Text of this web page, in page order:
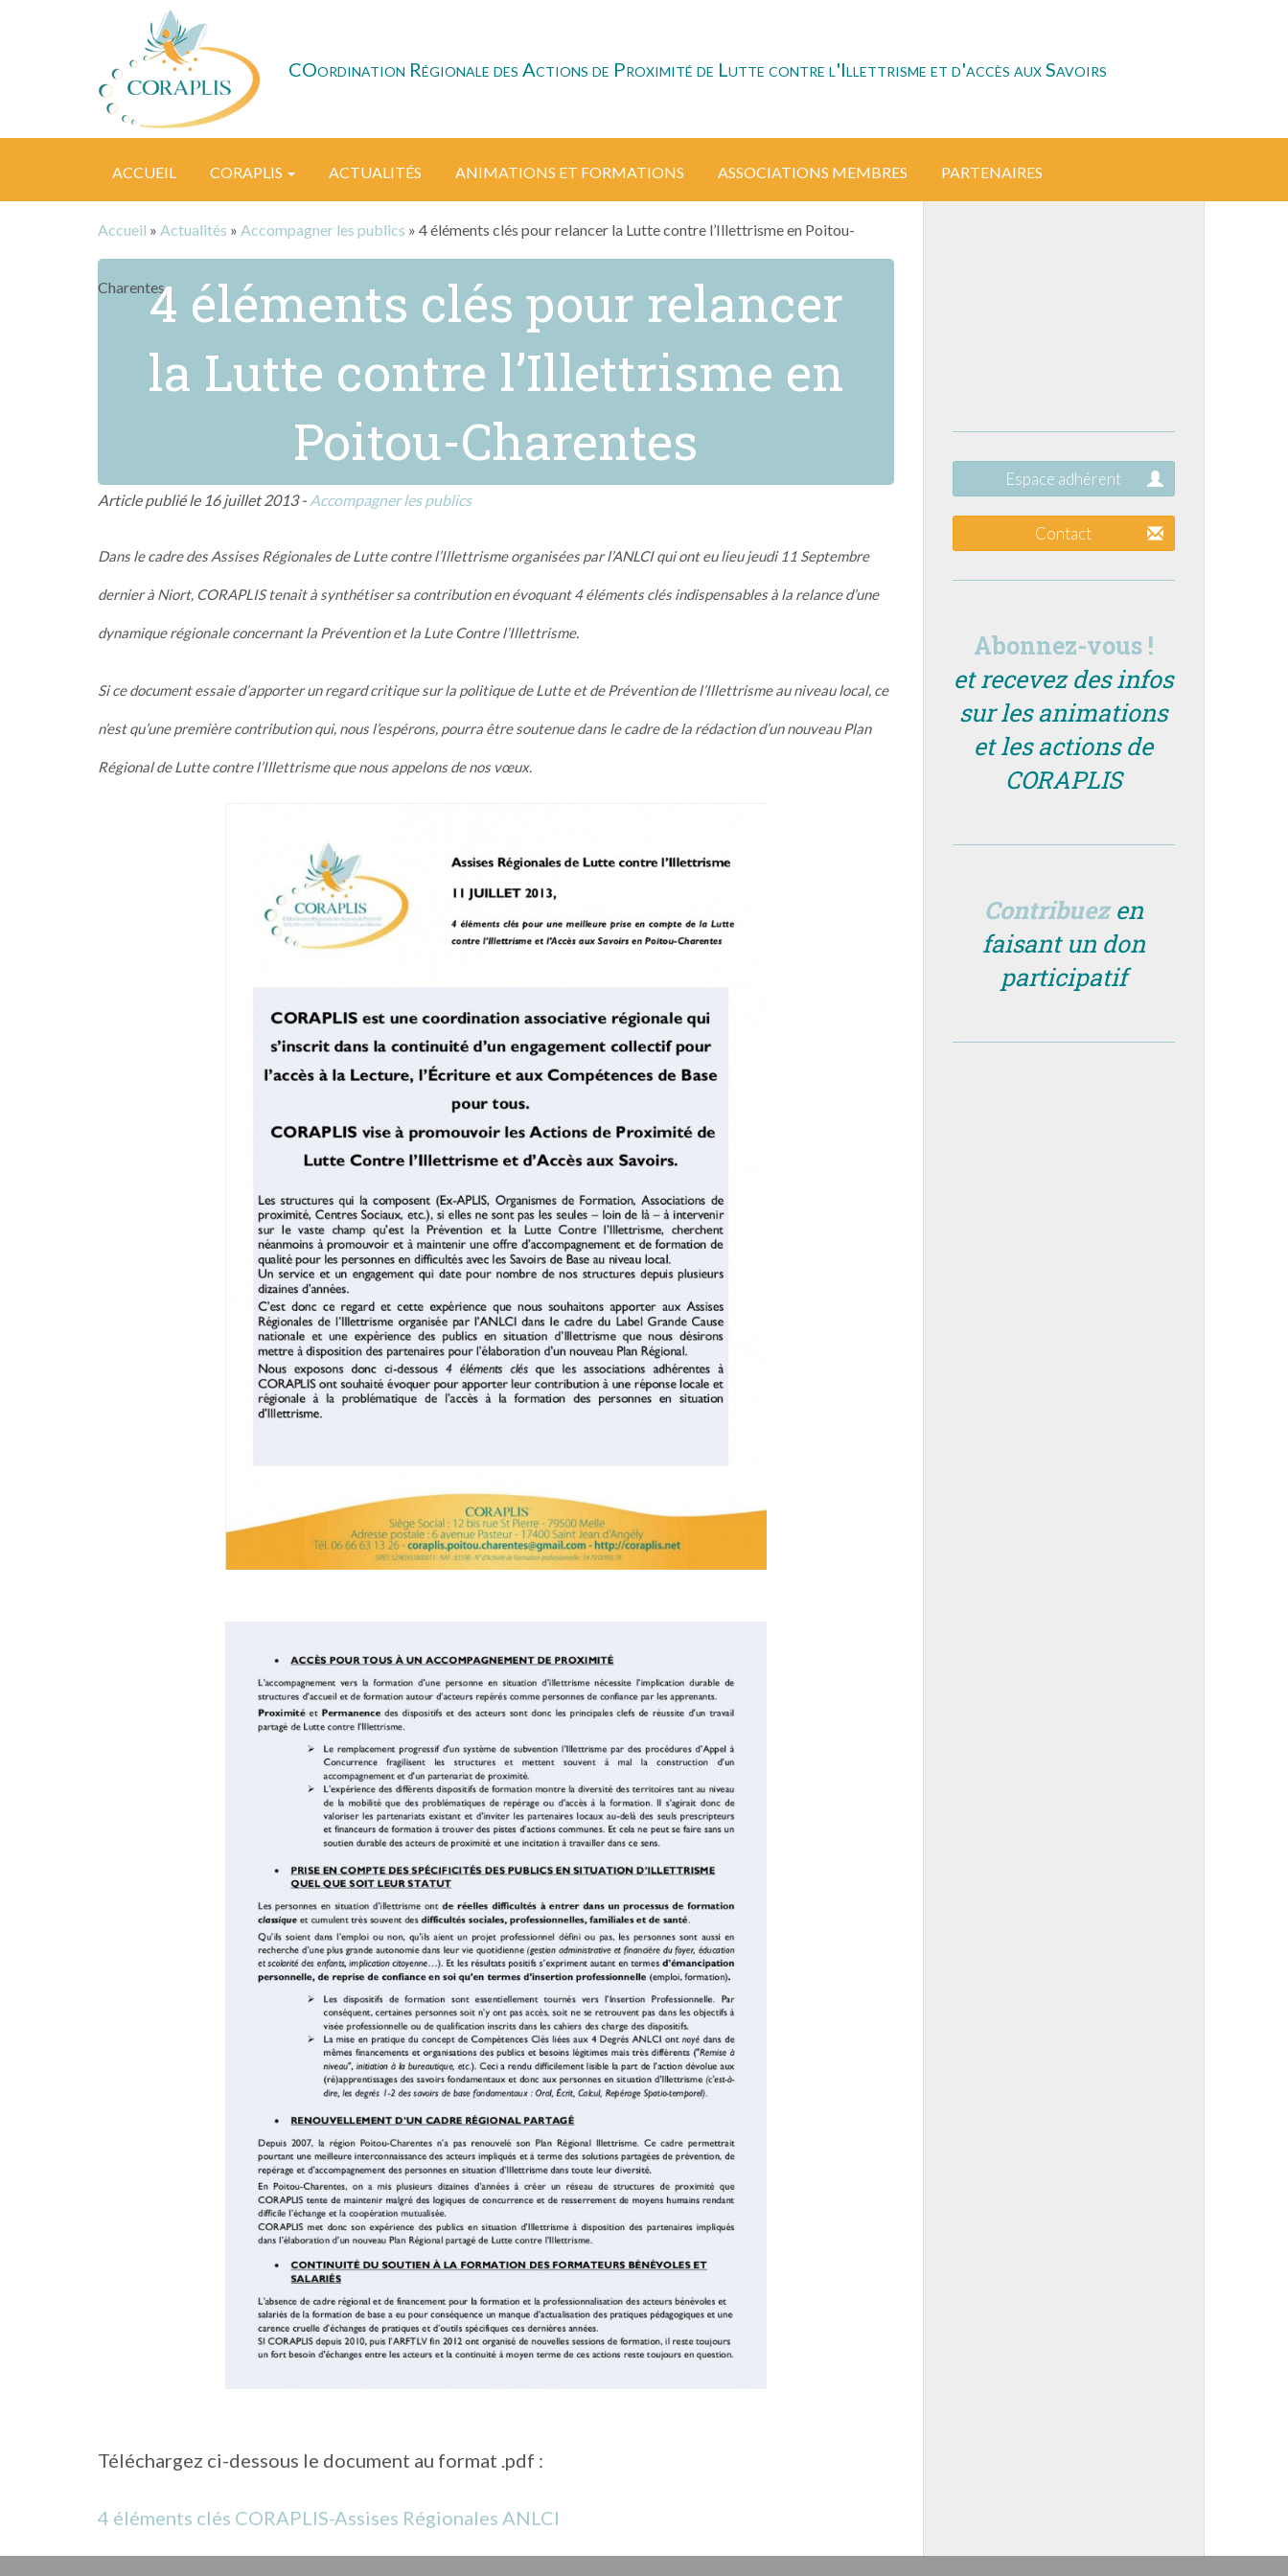
COordination Régionale des Actions de Proximité de Lutte contre l'Illettrisme et d'accès aux Savoirs
ACCUEIL CORAPLIS ACTUALITÉS ANIMATIONS ET FORMATIONS ASSOCIATIONS MEMBRES PARTENAIRES
Accueil » Actualités » Accompagner les publics » 4 éléments clés pour relancer la Lutte contre l’Illettrisme en Poitou-
Charentes4 éléments clés pour relancer
la Lutte contre l’Illettrisme en
Poitou-Charentes
Article publié le 16 juillet 2013 - Accompagner les publics
Dans le cadre des Assises Régionales de Lutte contre l’Illettrisme organisées par l’ANLCI qui ont eu lieu jeudi 11 Septembre
dernier à Niort, CORAPLIS tenait à synthétiser sa contribution en évoquant 4 éléments clés indispensables à la relance d’une
dynamique régionale concernant la Prévention et la Lute Contre l’Illettrisme.
Si ce document essaie d’apporter un regard critique sur la politique de Lutte et de Prévention de l’Illettrisme au niveau local, ce
n’est qu’une première contribution qui, nous l’espérons, pourra être soutenue dans le cadre de la rédaction d’un nouveau Plan
Régional de Lutte contre l’Illettrisme que nous appelons de nos vœux.
Téléchargez ci-dessous le document au format .pdf :
4 éléments clés CORAPLIS-Assises Régionales ANLCI
Espace adhérent
Contact
Abonnez-vous !
et recevez des infos
sur les animations
et les actions de
CORAPLIS
Contribuezen
faisant un don
participatif